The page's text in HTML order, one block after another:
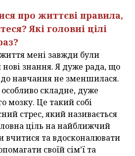
про життєві правила,
Які головні цілі
мені завжди були
нові знання. Я дуже рада, що
навчання не зменшилася.
складне, дуже
мозку. Це такий собі
стрес, який називається
ціль на найближчий
вчитися та вдосконалювати
своїй сім’ї та